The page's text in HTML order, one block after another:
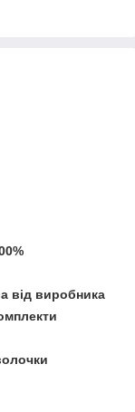
від виробника